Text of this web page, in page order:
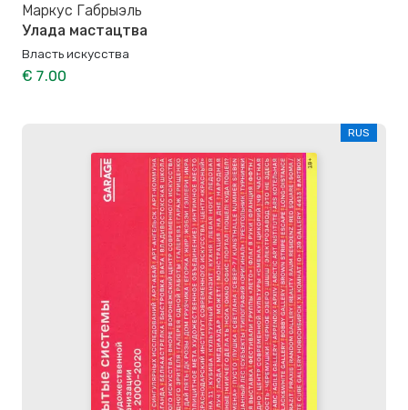
Маркус Габрыэль
Улада мастацтва
Власть искусства
€ 7.00
RUS